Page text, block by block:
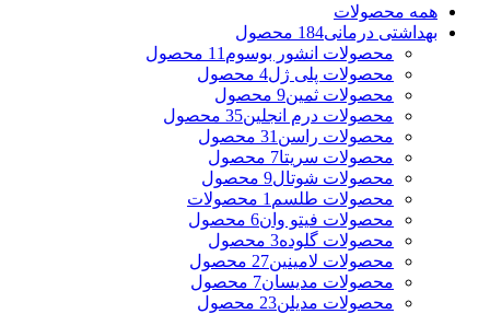
همه محصولات
بهداشتی درمانی184 محصول
محصولات انشور بوسوم 11 محصول
محصولات پلی ژل4 محصول
محصولات ثمین9 محصول
محصولات درم انجلین35 محصول
محصولات راسن 31 محصول
محصولات سریتا7 محصول
محصولات شوتال9 محصول
محصولات طلسم 1 محصولات
محصولات فیتو وان6 محصول
محصولات گلوده3 محصول
محصولات لامینین27 محصول
محصولات مدیسان7 محصول
محصولات مدیلن23 محصول